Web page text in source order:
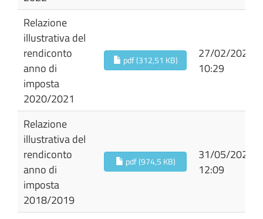
Relazione
illustrativa del
rendiconto
anno di
imposta
2020/2021
pdf (312,51 KB)
27/02/2024
10:29
Relazione
illustrativa del
rendiconto
anno di
imposta
2018/2019
pdf (974,5 KB)
31/05/2021
12:09